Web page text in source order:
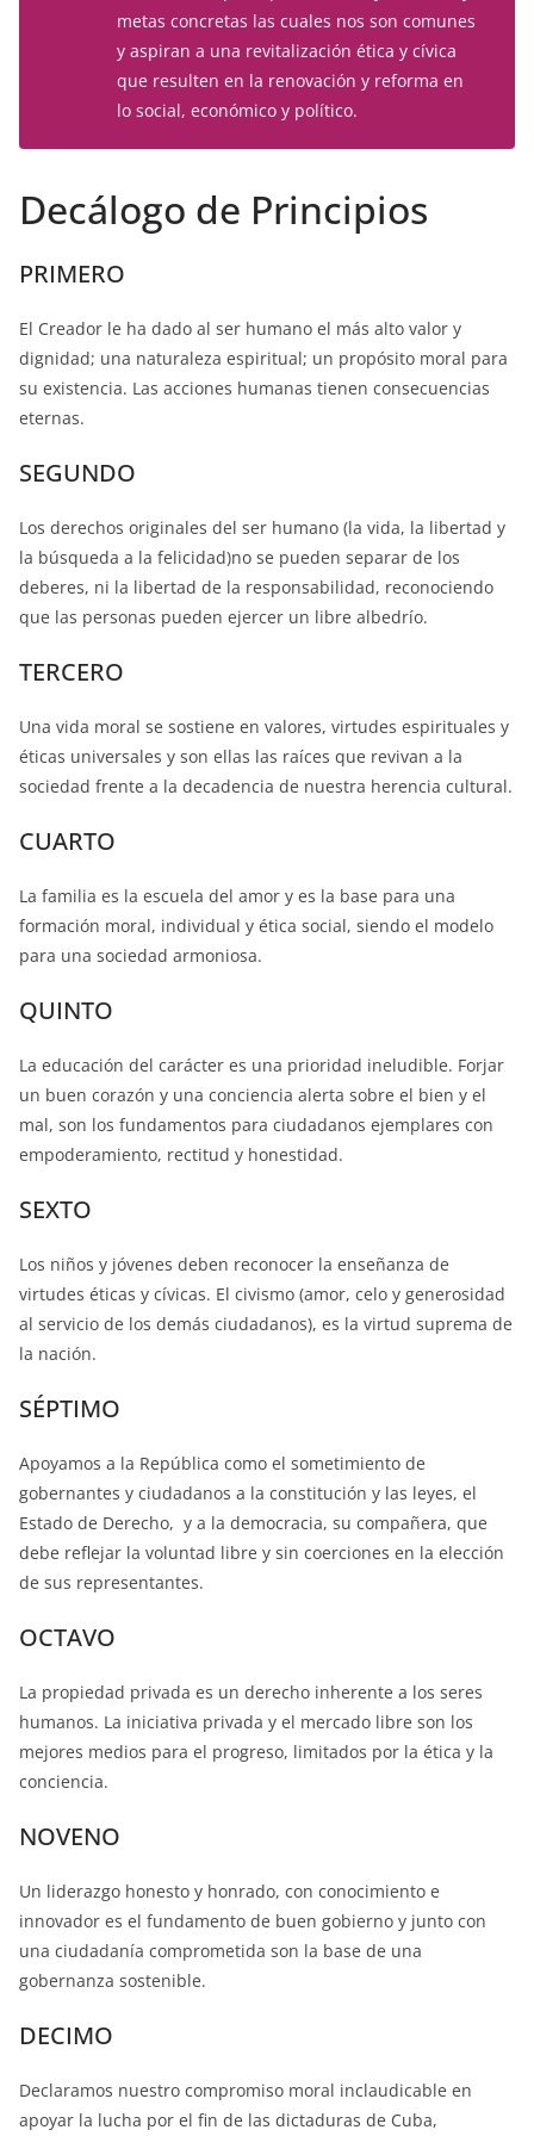
metas concretas las cuales nos son comunes
y aspiran a una revitalización ética y cívica
que resulten en la renovación y reforma en
lo social, económico y político.
Decálogo de Principios
PRIMERO
El Creador le ha dado al ser humano el más alto valor y
dignidad; una naturaleza espiritual; un propósito moral para
su existencia. Las acciones humanas tienen consecuencias
eternas.
SEGUNDO
Los derechos originales del ser humano (la vida, la libertad y
la búsqueda a la felicidad)no se pueden separar de los
deberes, ni la libertad de la responsabilidad, reconociendo
que las personas pueden ejercer un libre albedrío.
TERCERO
Una vida moral se sostiene en valores, virtudes espirituales y
éticas universales y son ellas las raíces que revivan a la
sociedad frente a la decadencia de nuestra herencia cultural.
CUARTO
La familia es la escuela del amor y es la base para una
formación moral, individual y ética social, siendo el modelo
para una sociedad armoniosa.
QUINTO
La educación del carácter es una prioridad ineludible. Forjar
un buen corazón y una conciencia alerta sobre el bien y el
mal, son los fundamentos para ciudadanos ejemplares con
empoderamiento, rectitud y honestidad.
SEXTO
Los niños y jóvenes deben reconocer la enseñanza de
virtudes éticas y cívicas. El civismo (amor, celo y generosidad
al servicio de los demás ciudadanos), es la virtud suprema de
la nación.
SÉPTIMO
Apoyamos a la República como el sometimiento de
gobernantes y ciudadanos a la constitución y las leyes, el
Estado de Derecho, y a la democracia, su compañera, que
debe reflejar la voluntad libre y sin coerciones en la elección
de sus representantes.
OCTAVO
La propiedad privada es un derecho inherente a los seres
humanos. La iniciativa privada y el mercado libre son los
mejores medios para el progreso, limitados por la ética y la
conciencia.
NOVENO
Un liderazgo honesto y honrado, con conocimiento e
innovador es el fundamento de buen gobierno y junto con
una ciudadanía comprometida son la base de una
gobernanza sostenible.
DECIMO
Declaramos nuestro compromiso moral inclaudicable en
apoyar la lucha por el fin de las dictaduras de Cuba,